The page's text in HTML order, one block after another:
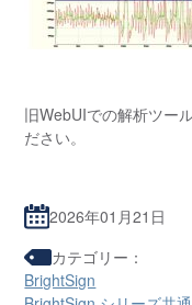
旧WebUIでの解析ツー
ださい。
2026年01月21日
カテゴリー：
BrightSign